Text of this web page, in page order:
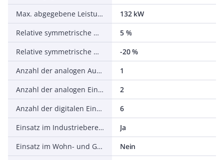
Max. abgegebene Leistung bei linearer Belastung bei Bemessungsausgangsspannung
132 kW
Relative symmetrische Netzfrequenztoleranz
5 %
Relative symmetrische Netzspannungstoleranz
-20 %
Anzahl der analogen Ausgänge
1
Anzahl der analogen Eingänge
2
Anzahl der digitalen Eingänge
6
Einsatz im Industriebereich zulässig
Ja
Einsatz im Wohn- und Gewerbebereich zulässig
Nein